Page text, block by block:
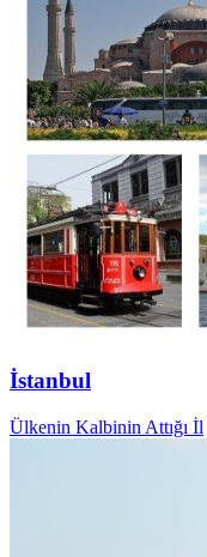
İstanbul
Ülkenin Kalbinin Attığı İl